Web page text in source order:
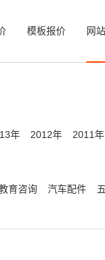
模板报价 网
年 2012年 2011年
育咨询 汽车配件